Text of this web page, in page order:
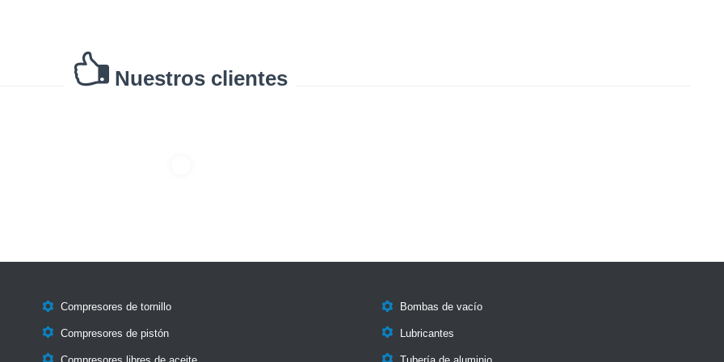
Nuestros clientes
 Compresores de tornillo
 Compresores de pistón

 Bombas de vacío
 Lubricantes
